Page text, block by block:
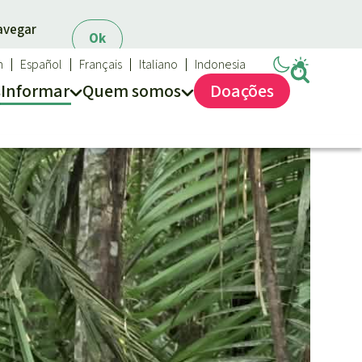
Ok
Informar Quem somos
Salve a Floresta
Quem somos
FAQ
Transparência
Contato
Español Français Italiano Indonesia
Doações
Proteção das florestas